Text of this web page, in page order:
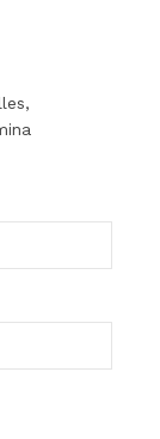
sur